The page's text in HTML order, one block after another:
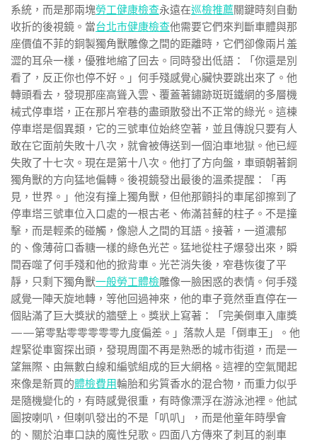
系統，而是那兩塊勞工健康檢查永遠在巡檢推薦關鍵時刻自動
收折的後視鏡。當台北巿健康檢查他需要它們來判斷車體與那
座價值不菲的銅製獨角獸雕像之間的距離時，它們卻像兩片羞
澀的耳朵一樣，優雅地縮了回去。同時發出低語：「你還是別
看了，反正你也停不好。」何手殘感覺心臟快要跳出來了。他
轉頭看去，發現那座高聳入雲、覆蓋著鏽跡斑斑鐵網的多層機
械式停車塔，正在那片窄巷的盡頭散發出不正常的綠光。這棟
停車塔是個異類，它的三號車位始終空著，並且傳說只要有人
敢在它面前失敗十八次，就會被傳送到一個泊車地獄。他已經
失敗了十七次。現在是第十八次。他打了方向盤，車頭朝著銅
獨角獸的方向猛地偏轉。後視鏡發出最後的溫柔提醒：「再
見，世界。」他沒有撞上獨角獸，但他那顫抖的車尾卻擦到了
停車塔三號車位入口處的一根古老、佈滿苔蘚的柱子。不是撞
擊，而是輕柔的碰觸，像戀人之間的耳語。接著，一道濃郁
的、像薄荷口香糖一樣的綠色光芒。猛地從柱子爆發出來，瞬
間吞噬了何手殘和他的掀背車。光芒消失後，窄巷恢復了平
靜，只剩下獨角獸一般勞工體檢雕像一臉困惑的表情。何手殘
感覺一陣天旋地轉，等他回過神來，他的車子竟然垂直停在一
個貼滿了巨大獎狀的牆壁上。獎狀上寫著：「完美倒車入庫獎
——第零點零零零零零九度偏差。」落款人是「倒車王」。他
趕緊從車窗探出頭，發現周圍不再是熟悉的城市街道，而是一
望無際、由無數白線和編號組成的巨大網格。這裡的空氣聞起
來像是新買的體檢費用輪胎和劣質香水的混合物，而重力似乎
是隨機變化的，有時感覺很重，有時像漂浮在游泳池裡。他試
圖按喇叭，但喇叭發出的不是「叭叭」，而是他童年時學會
的、關於泊車口訣的魔性兒歌。四面八方傳來了刺耳的剎車